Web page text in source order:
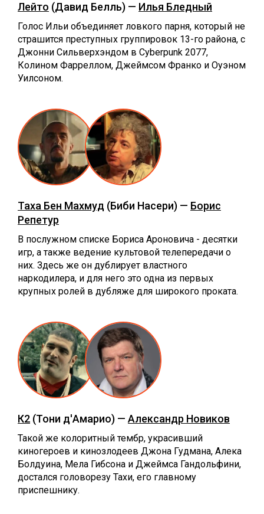
Лейто (Давид Белль) — Илья Бледный
Голос Ильи объединяет ловкого парня, который не
страшится преступных группировок 13-го района, с
Джонни Сильверхэндом в Cyberpunk 2077,
Колином Фарреллом, Джеймсом Франко и Оуэном
Уилсоном.
Таха Бен Махмуд (Биби Насери) — Борис
Репетур
В послужном списке Бориса Ароновича - десятки
игр, а также ведение культовой телепередачи о
них. Здесь же он дублирует властного
наркодилера, и для него это одна из первых
крупных ролей в дубляже для широкого проката.
К2 (Тони д'Амарио) — Александр Новиков
Такой же колоритный тембр, украсивший
киногероев и кинозлодеев Джона Гудмана, Алека
Болдуина, Мела Гибсона и Джеймса Гандольфини,
достался головорезу Тахи, его главному
приспешнику.